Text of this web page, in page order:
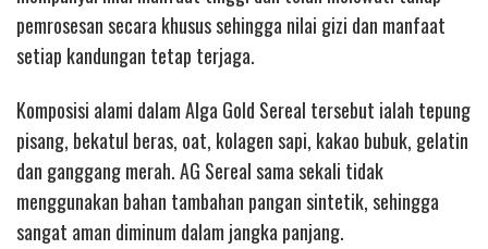
pemrosesan secara khusus sehingga nilai gizi dan manfaat
setiap kandungan tetap terjaga.
Komposisi alami dalam Alga Gold Sereal tersebut ialah tepung
pisang, bekatul beras, oat, kolagen sapi, kakao bubuk, gelatin
dan ganggang merah. AG Sereal sama sekali tidak
menggunakan bahan tambahan pangan sintetik, sehingga
sangat aman diminum dalam jangka panjang.